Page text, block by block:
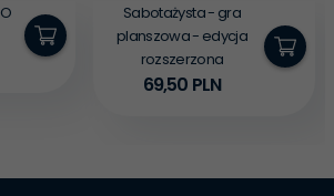
Sabotażysta - gra
planszowa - edycja
rozszerzona
69,50 PLN